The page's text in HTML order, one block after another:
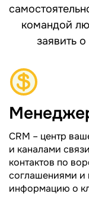
командой
заявить
CRM – центр
и каналами
контактов по
соглашениями и
информацию о